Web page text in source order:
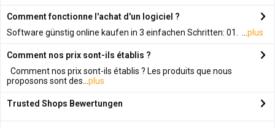
Comment fonctionne l'achat d'un logiciel ?
Software günstig online kaufen in 3 einfachen Schritten: 01. ... plus
Comment nos prix sont-ils établis ?
Comment nos prix sont-ils établis ? Les produits que nous
proposons sont des... plus
Trusted Shops Bewertungen